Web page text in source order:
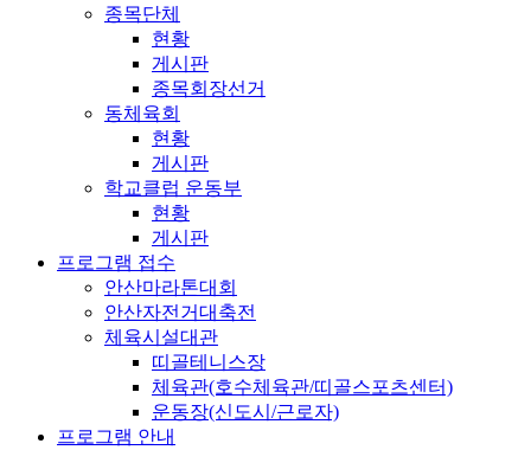
종목단체
현황
게시판
종목회장선거
동체육회
현황
게시판
학교클럽 운동부
현황
게시판
프로그램 접수
안산마라톤대회
안산자전거대축전
체육시설대관
띠골테니스장
체육관(호수체육관/띠골스포츠센터)
운동장(신도시/근로자)
프로그램 안내